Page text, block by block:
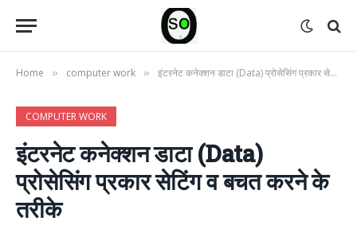
Home » computer work » इंटरनेट कनेक्शन डाटा (Data) प्रोसेसिंग प्रकार सेटिंग व बचत करने के तरीके
COMPUTER WORK
इंटरनेट कनेक्शन डाटा (Data)
प्रोसेसिंग प्रकार सेटिंग व बचत करने के
तरीके